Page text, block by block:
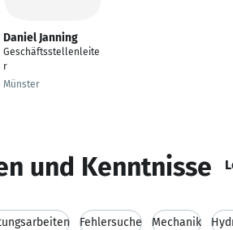
Daniel Janning
Geschäftsstellenleite
r
Münster
und Kenntnisse
Fehlersuche Mechanik